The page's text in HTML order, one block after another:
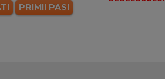
PRIMII PASI